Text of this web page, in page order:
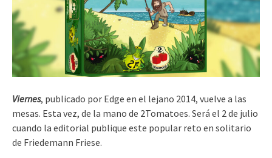
Viernes, publicado por Edge en el lejano 2014, vuelve a las
mesas. Esta vez, de la mano de 2Tomatoes. Será el 2 de julio
cuando la editorial publique este popular reto en solitario
de Friedemann Friese.